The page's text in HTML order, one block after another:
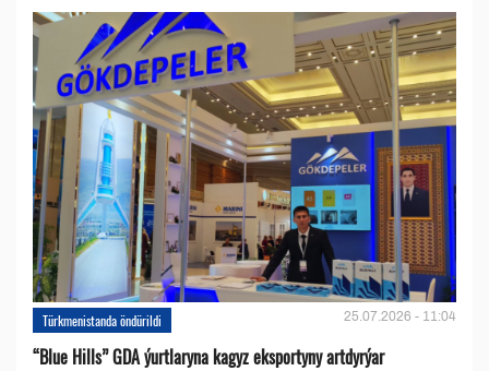
Türkmenistanda öndürildi 25.07.2026 - 11:04
“Blue Hills” GDA ýurtlaryna kagyz eksportyny artdyrýar